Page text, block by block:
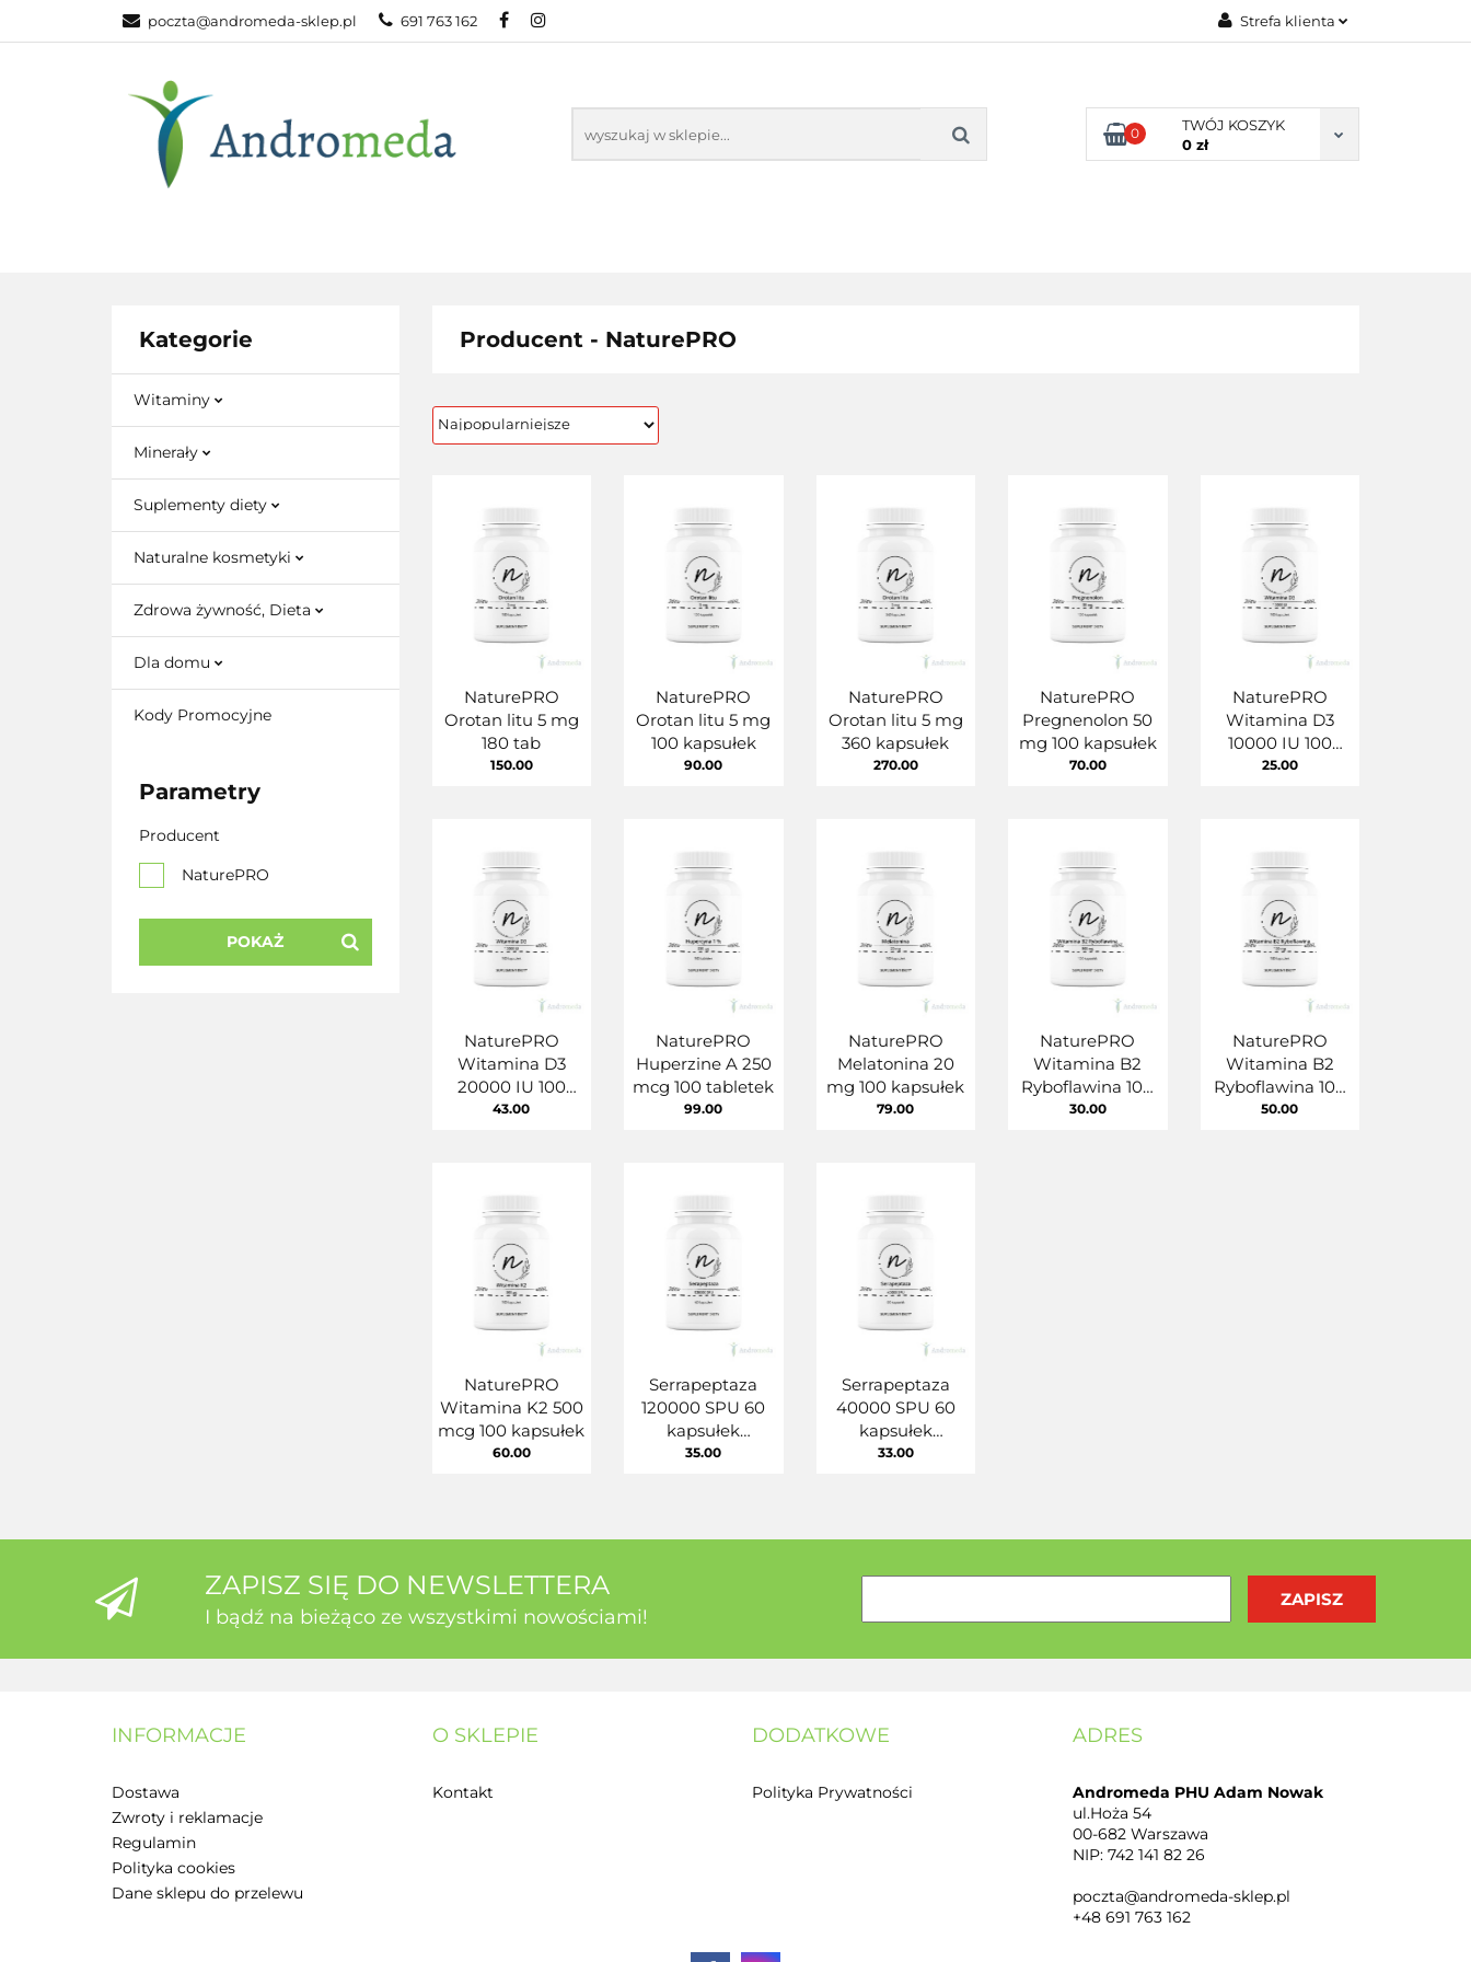
poczta@andromeda-sklep.pl 691 763 162 Strefa klienta
Zarejestruj się
Dodaj zgłoszenie
Zgody cookies
0
TWÓJ KOSZYK
0 zł
WITAMINY NATURALNE
DLA DOMU ZDROWA ŻYWNOŚĆ, DIETA
Kategorie
Witaminy
Minerały
Suplementy diety
Naturalne kosmetyki
Zdrowa żywność, Dieta
Dla domu
Kody Promocyjne
Parametry
Producent
NaturePRO
POKAŻ
Producent - NaturePRO
NaturePRO
Orotan litu 5 mg
180 tab
150.00
NaturePRO
Orotan litu 5 mg
100 kapsułek
90.00
NaturePRO
Orotan litu 5 mg
360 kapsułek
270.00
NaturePRO
Pregnenolon 50
mg 100 kapsułek
70.00
NaturePRO
Witamina D3
10000 IU 100
kapsułek
25.00
NaturePRO
Witamina D3
20000 IU 100
kapsułek
43.00
NaturePRO
Huperzine A 250
mcg 100 tabletek
99.00
NaturePRO
Melatonina 20
mg 100 kapsułek
79.00
NaturePRO
Witamina B2
Ryboflawina 100
mg 100 kapsułek
30.00
NaturePRO
Witamina B2
Ryboflawina 100
mg 180 kapsułek
50.00
NaturePRO
Witamina K2 500
mcg 100 kapsułek
60.00
Serrapeptaza
120000 SPU 60
kapsułek
NaturePro
35.00
Serrapeptaza
40000 SPU 60
kapsułek
NaturePro
33.00
ZAPISZ SIĘ DO NEWSLETTERA
I bądź na bieżąco ze wszystkimi nowościami!
INFORMACJE
Dostawa
Zwroty i reklamacje
Regulamin
Polityka cookies
Dane sklepu do przelewu
O SKLEPIE
Kontakt
DODATKOWE
Polityka Prywatności
ADRES
Andromeda PHU Adam Nowak
ul.Hoża 54
00-682 Warszawa
NIP: 742 141 82 26
poczta@andromeda-sklep.pl
+48 691 763 162